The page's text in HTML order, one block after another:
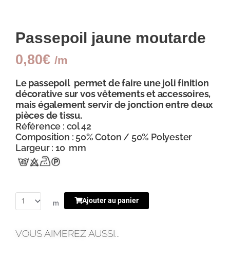
Passepoil jaune moutarde
0,80€ /m
Lepassepoil permet de faire une joli finition
décorative sur vos vêtements et accessoires,
mais également servir de jonction entre deux
pièces de tissu.
Référence : col 42
Composition : 50% Coton / 50% Polyester
Largeur : 10 mm
m Ajouter au panier
VOUS AIMEREZ AUSSI...